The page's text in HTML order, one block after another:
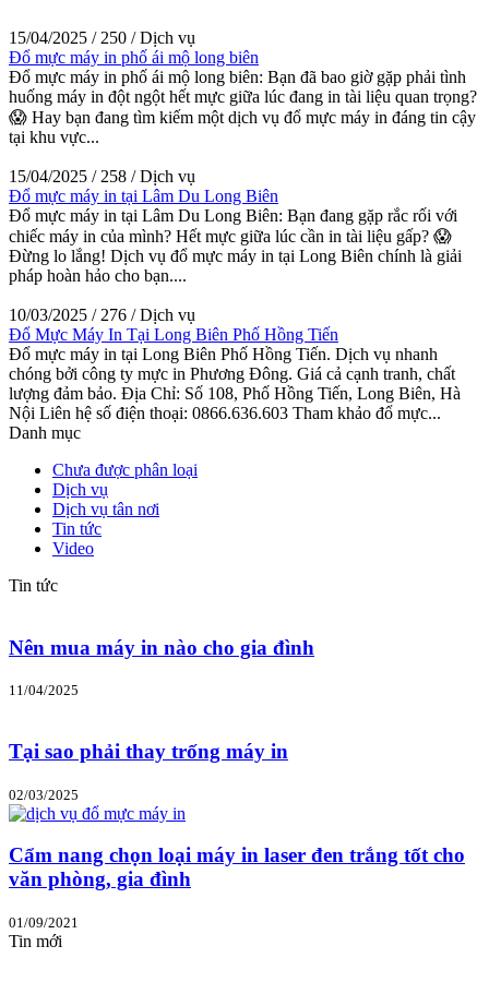
15/04/2025 / 250 /Dịch vụ
Đổ mực máy in phố ái mộ long biên
Đổ mực máy in phố ái mộ long biên: Bạn đã bao giờ gặp phải tình
huống máy in đột ngột hết mực giữa lúc đang in tài liệu quan trọng?
😱 Hay bạn đang tìm kiếm một dịch vụ đổ mực máy in đáng tin cậy
tại khu vực...
15/04/2025 / 258 /Dịch vụ
Đổ mực máy in tại Lâm Du Long Biên
Đổ mực máy in tại Lâm Du Long Biên: Bạn đang gặp rắc rối với
chiếc máy in của mình? Hết mực giữa lúc cần in tài liệu gấp? 😱
Đừng lo lắng! Dịch vụ đổ mực máy in tại Long Biên chính là giải
pháp hoàn hảo cho bạn....
10/03/2025 / 276 /Dịch vụ
Đổ Mực Máy In Tại Long Biên Phố Hồng Tiến
Đổ mực máy in tại Long Biên Phố Hồng Tiến. Dịch vụ nhanh
chóng bởi công ty mực in Phương Đông. Giá cả cạnh tranh, chất
lượng đảm bảo. Địa Chỉ: Số 108, Phố Hồng Tiến, Long Biên, Hà
Nội Liên hệ số điện thoại: 0866.636.603 Tham khảo đổ mực...
Danh mục
Chưa được phân loại
Dịch vụ
Dịch vụ tân nơi
Tin tức
Video
Tin tức
Nên mua máy in nào cho gia đình
11/04/2025
Tại sao phải thay trống máy in
02/03/2025
Cẩm nang chọn loại máy in laser đen trắng tốt cho
văn phòng, gia đình
01/09/2021
Tin mới